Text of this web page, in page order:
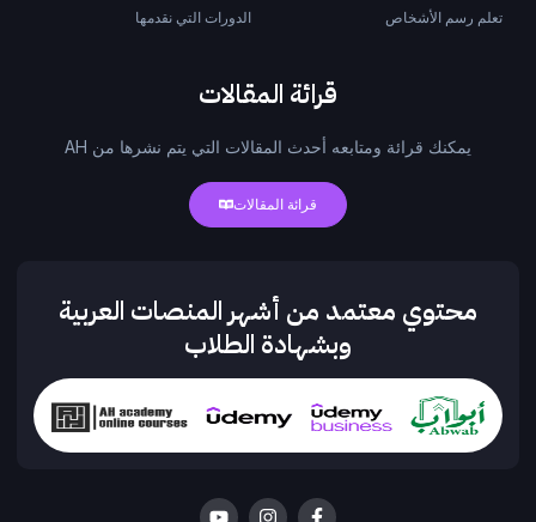
تعلم رسم الأشخاص
الدورات التي نقدمها
قرائة المقالات
يمكنك قرائة ومتابعه أحدث المقالات التي يتم نشرها من AH
قرائة المقالات
محتوي معتمد من أشهر المنصات العربية
وبشهادة الطلاب